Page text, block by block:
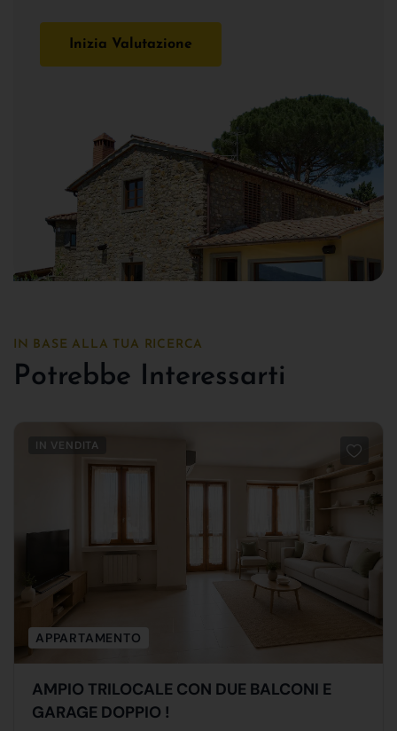
Inizia Valutazione
IN BASE ALLA TUA RICERCA
Potrebbe Interessarti
IN VENDITA
APPARTAMENTO
AMPIO TRILOCALE CON DUE BALCONI E
GARAGE DOPPIO !